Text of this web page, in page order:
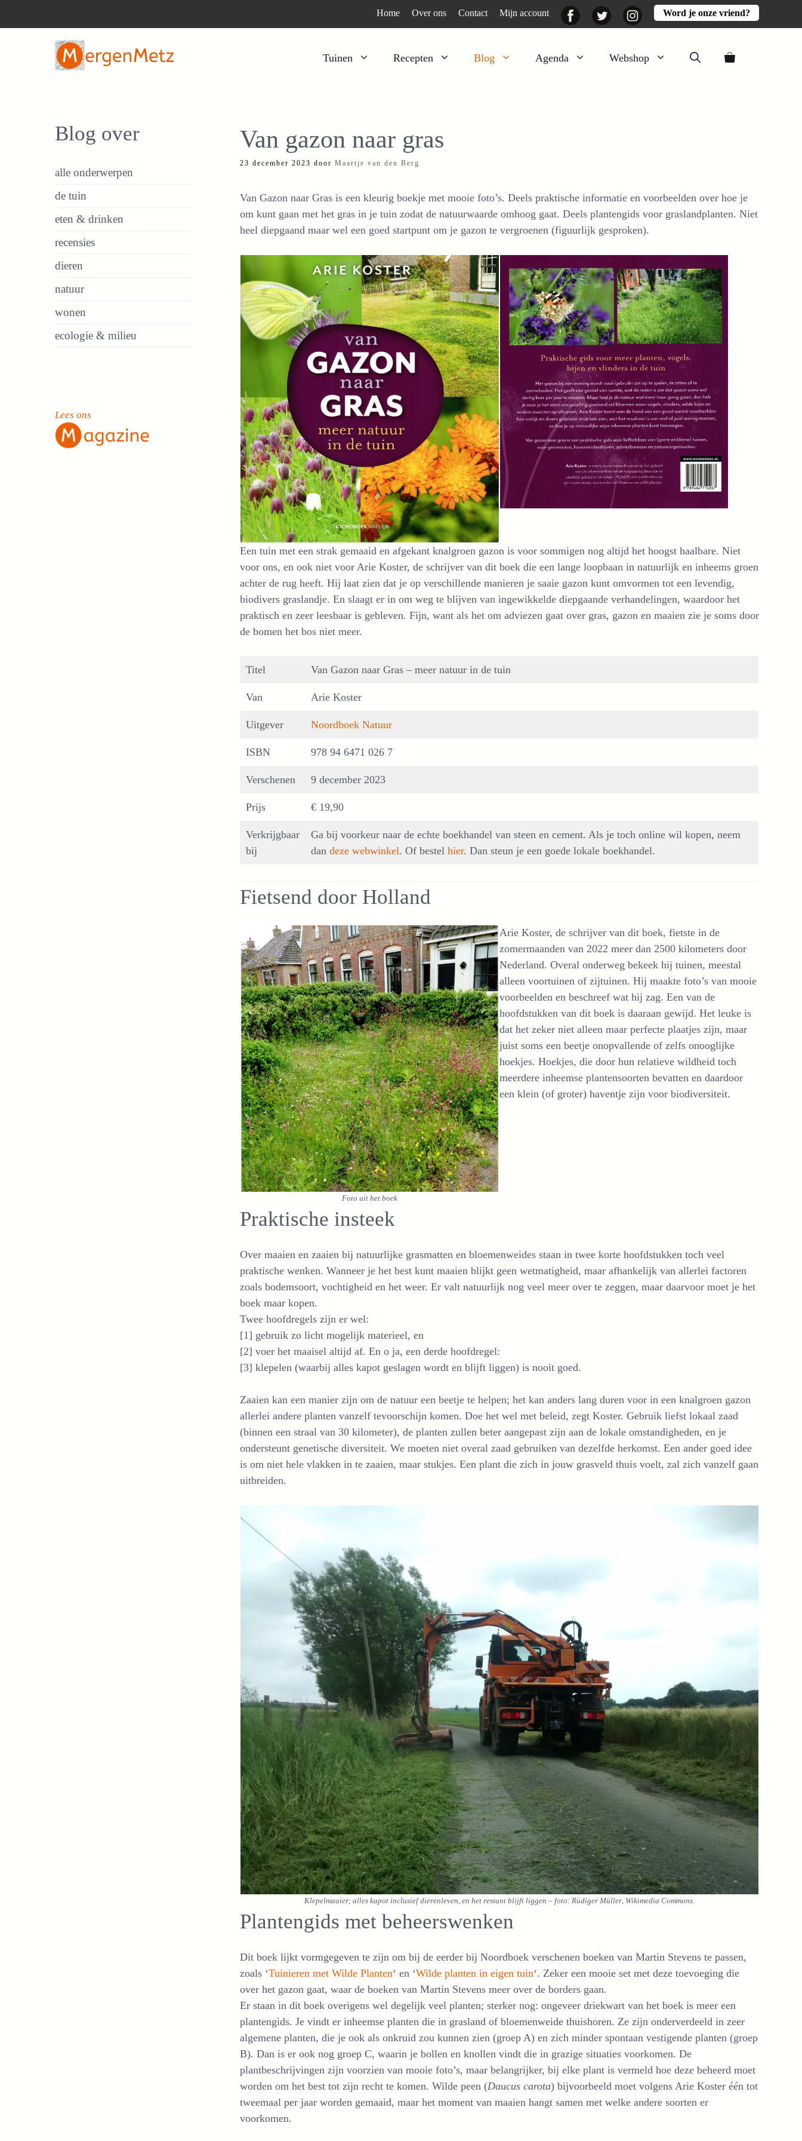
Home Over ons Contact Mijn account FacebookTwitter InstagramWord je onze vriend?
Tuinen Recepten Blog Agenda Webshop
Kruiden
Moestuin
Voedselbos Wortelgroenten
Bladgroenten
Lekker
Van gazon naar gras
23 december 2023 door Maartje van den Berg
Van Gazon naar Gras is een kleurig boekje met mooie foto’s. Deels praktische informatie en voorbeelden over hoe je
om kunt gaan met het gras in je tuin zodat de natuurwaarde omhoog gaat. Deels plantengids voor graslandplanten. Niet
heel diepgaand maar wel een goed startpunt om je gazon te vergroenen (figuurlijk gesproken).
Een tuin met een strak gemaaid en afgekant knalgroen gazon is voor sommigen nog altijd het hoogst haalbare. Niet
voor ons, en ook niet voor Arie Koster, de schrijver van dit boek die een lange loopbaan in natuurlijk en inheems groen
achter de rug heeft. Hij laat zien dat je op verschillende manieren je saaie gazon kunt omvormen tot een levendig,
biodivers graslandje. En slaagt er in om weg te blijven van ingewikkelde diepgaande verhandelingen, waardoor het
praktisch en zeer leesbaar is gebleven. Fijn, want als het om adviezen gaat over gras, gazon en maaien zie je soms door
de bomen het bos niet meer.
Titel Van Gazon naar Gras – meer natuur in de tuin
Van Arie Koster
Uitgever Noordboek Natuur
ISBN 978 94 6471 026 7
Verschenen 9 december 2023
Prijs € 19,90
Verkrijgbaar
bij
Ga bij voorkeur naar de echte boekhandel van steen en cement. Als je toch online wil kopen, neem
dan deze webwinkel. Of bestel hier. Dan steun je een goede lokale boekhandel.
Fietsend door Holland
Foto uit het boek
Arie Koster, de schrijver van dit boek, fietste in de
zomermaanden van 2022 meer dan 2500 kilometers door
Nederland. Overal onderweg bekeek hij tuinen, meestal
alleen voortuinen of zijtuinen. Hij maakte foto’s van mooie
voorbeelden en beschreef wat hij zag. Een van de
hoofdstukken van dit boek is daaraan gewijd. Het leuke is
dat het zeker niet alleen maar perfecte plaatjes zijn, maar
juist soms een beetje onopvallende of zelfs onooglijke
hoekjes. Hoekjes, die door hun relatieve wildheid toch
meerdere inheemse plantensoorten bevatten en daardoor
een klein (of groter) haventje zijn voor biodiversiteit.
Praktische insteek
Over maaien en zaaien bij natuurlijke grasmatten en bloemenweides staan in twee korte hoofdstukken toch veel
praktische wenken. Wanneer je het best kunt maaien blijkt geen wetmatigheid, maar afhankelijk van allerlei factoren
zoals bodemsoort, vochtigheid en het weer. Er valt natuurlijk nog veel meer over te zeggen, maar daarvoor moet je het
boek maar kopen.
Twee hoofdregels zijn er wel:
[1] gebruik zo licht mogelijk materieel, en
[2] voer het maaisel altijd af. En o ja, een derde hoofdregel:
[3] klepelen (waarbij alles kapot geslagen wordt en blijft liggen) is nooit goed.
Zaaien kan een manier zijn om de natuur een beetje te helpen; het kan anders lang duren voor in een knalgroen gazon
allerlei andere planten vanzelf tevoorschijn komen. Doe het wel met beleid, zegt Koster. Gebruik liefst lokaal zaad
(binnen een straal van 30 kilometer), de planten zullen beter aangepast zijn aan de lokale omstandigheden, en je
ondersteunt genetische diversiteit. We moeten niet overal zaad gebruiken van dezelfde herkomst. Een ander goed idee
is om niet hele vlakken in te zaaien, maar stukjes. Een plant die zich in jouw grasveld thuis voelt, zal zich vanzelf gaan
uitbreiden.
Klepelmaaier; alles kapot inclusief dierenleven, en het restant blijft liggen – foto: Rüdiger Müller Wikimedia Commons.
Plantengids met beheerswenken
Dit boek lijkt vormgegeven te zijn om bij de eerder bij Noordboek verschenen boeken van Martin Stevens te passen,
zoals ‘Tuinieren met Wilde Planten‘ en ‘Wilde planten in eigen tuin‘. Zeker een mooie set met deze toevoeging die
over het gazon gaat, waar de boeken van Martin Stevens meer over de borders gaan.
Er staan in dit boek overigens wel degelijk veel planten; sterker nog: ongeveer driekwart van het boek is meer een
plantengids. Je vindt er inheemse planten die in grasland of bloemenweide thuishoren. Ze zijn onderverdeeld in zeer
algemene planten, die je ook als onkruid zou kunnen zien (groep A) en zich minder spontaan vestigende planten (groep
B). Dan is er ook nog groep C, waarin je bollen en knollen vindt die in grazige situaties voorkomen. De
plantbeschrijvingen zijn voorzien van mooie foto’s, maar belangrijker, bij elke plant is vermeld hoe deze beheerd moet
worden om het best tot zijn recht te komen. Wilde peen (Daucus carota) bijvoorbeeld moet volgens Arie Koster één tot
tweemaal per jaar worden gemaaid, maar het moment van maaien hangt samen met welke andere soorten er
voorkomen.
Blog over
alle onderwerpen
de tuin
eten & drinken
recensies
dieren
natuur
wonen
ecologie & milieu
Lees ons